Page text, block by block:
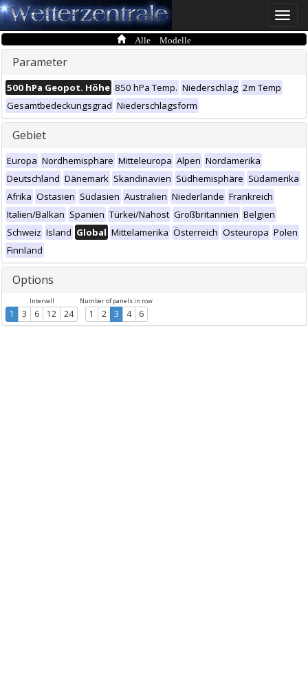
Toggle
Alle Modelle
Parameter
500 hPa Geopot. Höhe 850 hPa Temp. Niederschlag 2m Temp
Gesamtbedeckungsgrad Niederschlagsform
Gebiet
Europa Nordhemisphäre Mitteleuropa Alpen Nordamerika
Deutschland Dänemark Skandinavien Südhemisphäre Südamerika
Afrika Ostasien Südasien Australien Niederlande Frankreich
Italien/Balkan Spanien Türkei/Nahost Großbritannien Belgien
Schweiz Island Global Mittelamerika Österreich Osteuropa Polen
Finnland
Options
Intervall
1 3 6 12 24
Number of panels in row
1 2 3 4 6